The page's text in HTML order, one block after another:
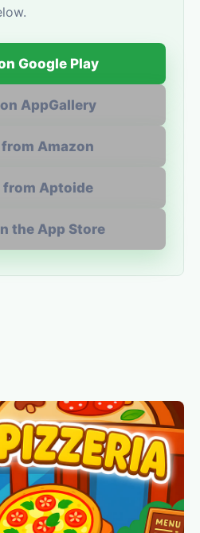
Google Play
AppGallery
from Amazon
from Aptoide
the App Store